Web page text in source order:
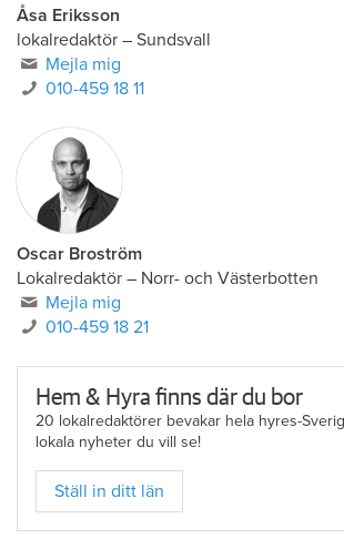
Åsa Eriksson
lokalredaktör – Sundsvall
Mejla mig
010-459 18 11
Oscar Broström
Lokalredaktör – Norr- och Västerbotten
Mejla mig
010-459 18 21
Hem & Hyra finns där du bor
20 lokalredaktörer bevakar hela hyres-
lokala nyheter du vill se!
Ställ in ditt län